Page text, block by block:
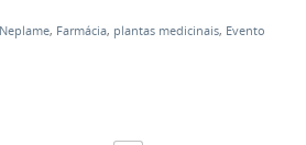
Neplame, Farmácia, plantas medicinais, Evento